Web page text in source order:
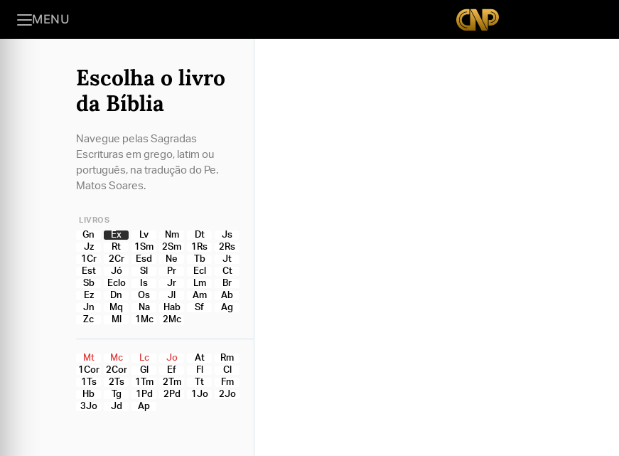
MENU
Escolha o livro
da Bíblia
Navegue pelas Sagradas
Escrituras em grego, latim ou
português, na tradução do Pe.
Matos Soares.
LIVROS
Gn Ex Lv Nm Dt
Js
Jz
Rt 1Sm 2Sm 1Rs
2Rs
1Cr
2Cr Esd Ne Tb
Jt
Est
Jó Sl Pr Ecl
Ct
Sb
Eclo Is Jr Lm
Br
Ez
Dn Os Jl Am
Ab
Jn
Mq Na Hab Sf
Ag
Zc
Ml 1Mc 2Mc
Mt Mc Lc Jo At
Rm
1Cor
2Cor Gl Ef Fl
Cl
1Ts
2Ts 1Tm 2Tm Tt
Fm
Hb
Tg 1Pd 2Pd 1Jo
2Jo
3Jo
Jd Ap